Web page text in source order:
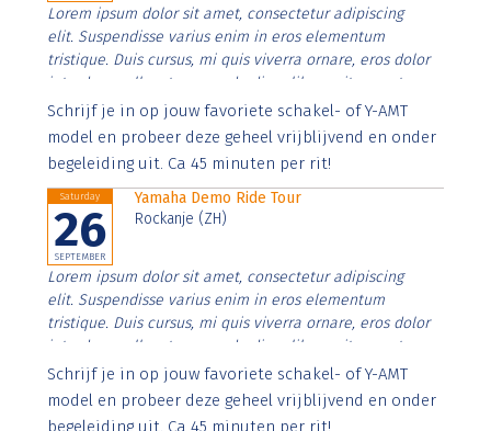
Lorem ipsum dolor sit amet, consectetur adipiscing
elit. Suspendisse varius enim in eros elementum
tristique. Duis cursus, mi quis viverra ornare, eros dolor
interdum nulla, ut commodo diam libero vitae erat.
Aenean faucibus nibh et justo cursus id rutrum lorem
imperdiet. Nunc ut sem vitae risus tristique posuere.
Schrijf je in op jouw favoriete schakel- of Y-AMT
model en probeer deze geheel vrijblijvend en onder
begeleiding uit. Ca 45 minuten per rit!
Saturday
26
SEPTEMBER
Yamaha Demo Ride Tour
Rockanje (ZH)
Lorem ipsum dolor sit amet, consectetur adipiscing
elit. Suspendisse varius enim in eros elementum
tristique. Duis cursus, mi quis viverra ornare, eros dolor
interdum nulla, ut commodo diam libero vitae erat.
Aenean faucibus nibh et justo cursus id rutrum lorem
imperdiet. Nunc ut sem vitae risus tristique posuere.
Schrijf je in op jouw favoriete schakel- of Y-AMT
model en probeer deze geheel vrijblijvend en onder
begeleiding uit. Ca 45 minuten per rit!